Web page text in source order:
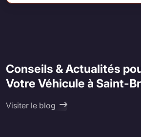
Conseils & Actualités
Votre Véhicule à Saint-
Visiter le blog